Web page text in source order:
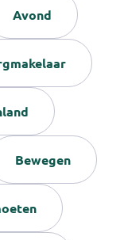
Avond
Bewegen